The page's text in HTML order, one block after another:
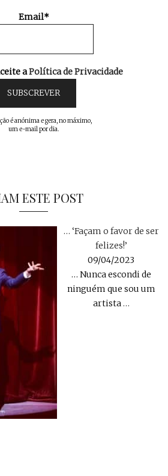
Email*
aPolítica de Privacidade
é anónima e gera, no máximo,
um e-mail por dia.
ESTE POST
… ‘Façam o favor de ser
felizes!’
09/04/2023
… Nunca escondi de
ninguém que sou um
artista…